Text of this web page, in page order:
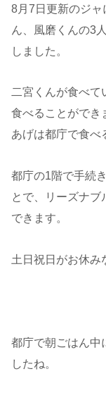
8月7日更新のジャ
ん、風磨くんの3
しました。
二宮くんが食べて
食べることができ
あげは都庁で食べ
都庁の1階で手続
とで、リーズナ
できます。
土日祝日がお休み
都庁で朝ごはん中
したね。